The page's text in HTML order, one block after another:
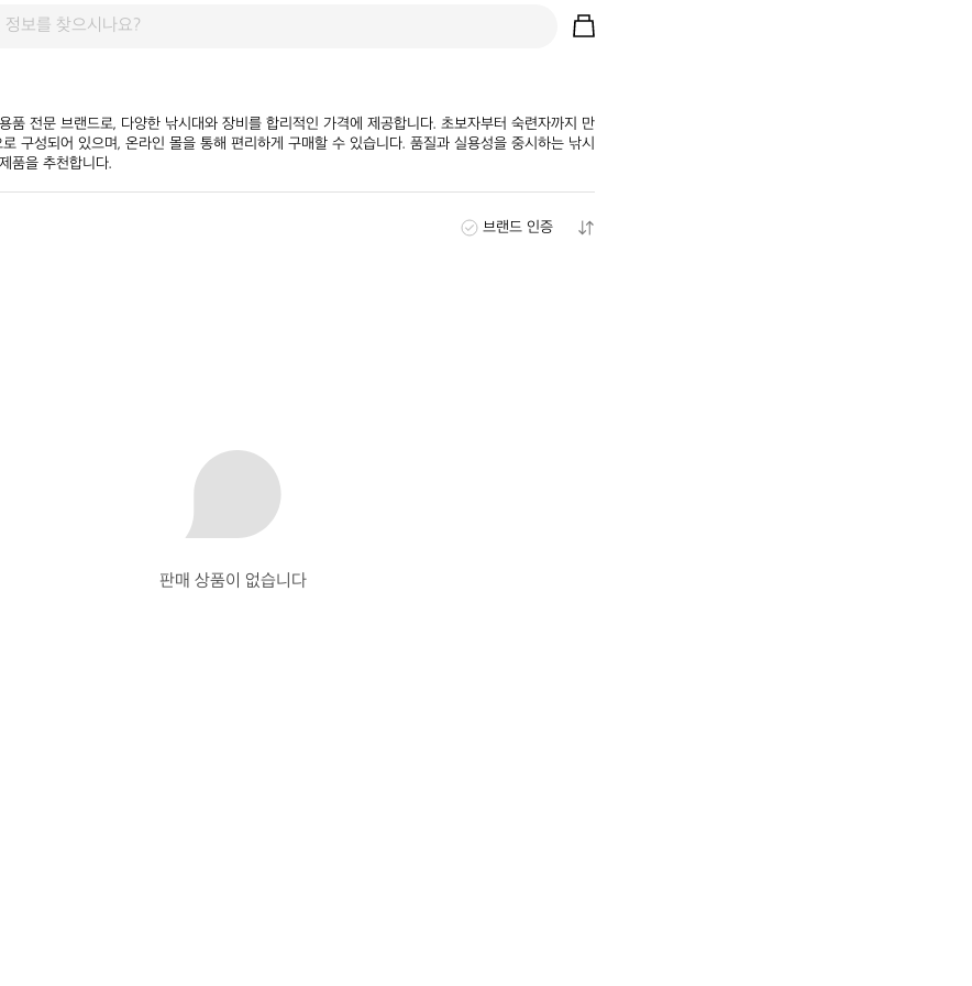
품 전문 브랜드로, 다양한 낚시대와 장비를 합리적인 가격에 제공합니다. 초보자부터 숙련자까지 만
구성되어 있으며, 온라인 몰을 통해 편리하게 구매할 수 있습니다. 품질과 실용성을 중시하는 낚시
품을 추천합니다.​
브랜드 인증
판매 상품이 없습니다